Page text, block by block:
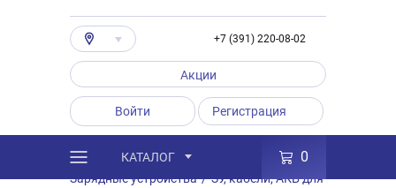
+7 (391) 220-08-02
Акции
Войти Регистрация
КАТАЛОГ 0
Каталог / Товары Аксессуары
/
Зарядные устройства / ЗУ, кабели, АКБ для